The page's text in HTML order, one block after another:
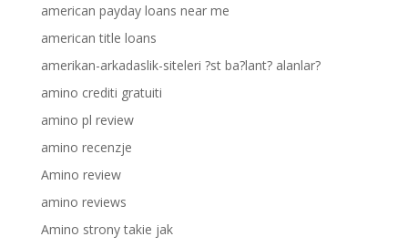
american payday loans near me
american title loans
amerikan-arkadaslik-siteleri ?st ba?lant? alanlar?
amino crediti gratuiti
amino pl review
amino recenzje
Amino review
amino reviews
Amino strony takie jak